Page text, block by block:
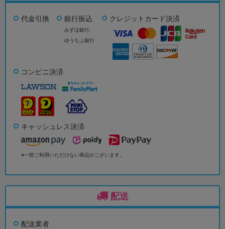
代金引換 銀行振込
みずほ銀行、
ゆうちょ銀行
クレジットカード決済
コンビニ決済
キャッシュレス決済
※一部ご利用いただけない商品がございます。
配送
配送業者